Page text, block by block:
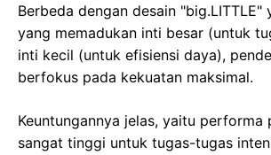
Berbeda dengan desain "big.LITTLE"
yang memadukan inti besar (untuk
inti kecil (untuk efisiensi daya),
berfokus pada kekuatan maksimal.
Keuntungannya jelas, yaitu performa
sangat tinggi untuk tugas-tugas